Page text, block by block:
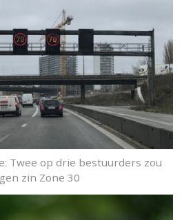
Twee op drie bestuurders zou
zin Zone 30